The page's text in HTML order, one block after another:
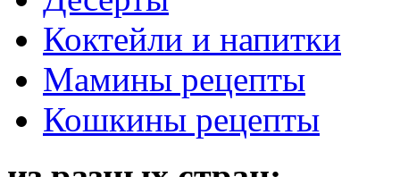
Коктейли и напитки
Мамины рецепты
Кошкины рецепты